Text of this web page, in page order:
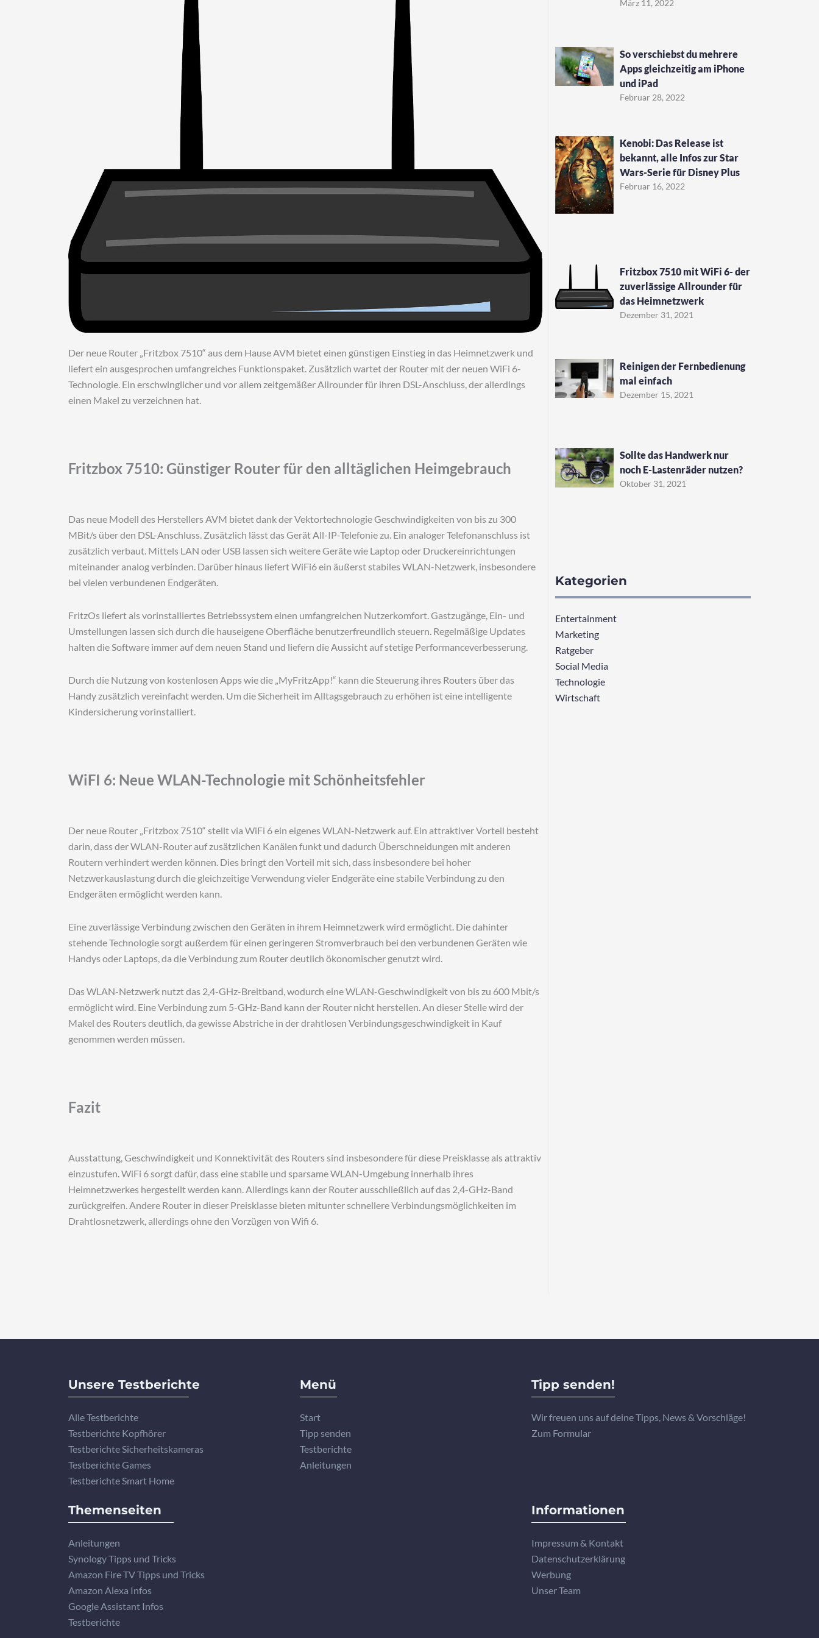
Der neue Router „Fritzbox 7510“ aus dem Hause AVM bietet einen günstigen Einstieg in das Heimnetzwerk und
liefert ein ausgesprochen umfangreiches Funktionspaket. Zusätzlich wartet der Router mit der neuen WiFi 6-
Technologie. Ein erschwinglicher und vor allem zeitgemäßer Allrounder für ihren DSL-Anschluss, der allerdings
einen Makel zu verzeichnen hat.
Fritzbox 7510: Günstiger Router für den alltäglichen Heimgebrauch
Das neue Modell des Herstellers AVM bietet dank der Vektortechnologie Geschwindigkeiten von bis zu 300
MBit/s über den DSL-Anschluss. Zusätzlich lässt das Gerät All-IP-Telefonie zu. Ein analoger Telefonanschluss ist
zusätzlich verbaut. Mittels LAN oder USB lassen sich weitere Geräte wie Laptop oder Druckereinrichtungen
miteinander analog verbinden. Darüber hinaus liefert WiFi6 ein äußerst stabiles WLAN-Netzwerk, insbesondere
bei vielen verbundenen Endgeräten.
FritzOs liefert als vorinstalliertes Betriebssystem einen umfangreichen Nutzerkomfort. Gastzugänge, Ein- und
Umstellungen lassen sich durch die hauseigene Oberfläche benutzerfreundlich steuern. Regelmäßige Updates
halten die Software immer auf dem neuen Stand und liefern die Aussicht auf stetige Performanceverbesserung.
Durch die Nutzung von kostenlosen Apps wie die „MyFritzApp!“ kann die Steuerung ihres Routers über das
Handy zusätzlich vereinfacht werden. Um die Sicherheit im Alltagsgebrauch zu erhöhen ist eine intelligente
Kindersicherung vorinstalliert.
WiFI 6: Neue WLAN-Technologie mit Schönheitsfehler
Der neue Router „Fritzbox 7510“ stellt via WiFi 6 ein eigenes WLAN-Netzwerk auf. Ein attraktiver Vorteil besteht
darin, dass der WLAN-Router auf zusätzlichen Kanälen funkt und dadurch Überschneidungen mit anderen
Routern verhindert werden können. Dies bringt den Vorteil mit sich, dass insbesondere bei hoher
Netzwerkauslastung durch die gleichzeitige Verwendung vieler Endgeräte eine stabile Verbindung zu den
Endgeräten ermöglicht werden kann.
Eine zuverlässige Verbindung zwischen den Geräten in ihrem Heimnetzwerk wird ermöglicht. Die dahinter
stehende Technologie sorgt außerdem für einen geringeren Stromverbrauch bei den verbundenen Geräten wie
Handys oder Laptops, da die Verbindung zum Router deutlich ökonomischer genutzt wird.
Das WLAN-Netzwerk nutzt das 2,4-GHz-Breitband, wodurch eine WLAN-Geschwindigkeit von bis zu 600 Mbit/s
ermöglicht wird. Eine Verbindung zum 5-GHz-Band kann der Router nicht herstellen. An dieser Stelle wird der
Makel des Routers deutlich, da gewisse Abstriche in der drahtlosen Verbindungsgeschwindigkeit in Kauf
genommen werden müssen.
Fazit
Ausstattung, Geschwindigkeit und Konnektivität des Routers sind insbesondere für diese Preisklasse als attraktiv
einzustufen. WiFi 6 sorgt dafür, dass eine stabile und sparsame WLAN-Umgebung innerhalb ihres
Heimnetzwerkes hergestellt werden kann. Allerdings kann der Router ausschließlich auf das 2,4-GHz-Band
zurückgreifen. Andere Router in dieser Preisklasse bieten mitunter schnellere Verbindungsmöglichkeiten im
Drahtlosnetzwerk, allerdings ohne den Vorzügen von Wifi 6.
März 11, 2022
So verschiebst du mehrere
Apps gleichzeitig am iPhone
und iPad
Februar 28, 2022
Kenobi: Das Release ist
bekannt, alle Infos zur Star
Wars-Serie für Disney Plus
Februar 16, 2022
Fritzbox 7510 mit WiFi 6- der
zuverlässige Allrounder für
das Heimnetzwerk
Dezember 31, 2021
Reinigen der Fernbedienung
mal einfach
Dezember 15, 2021
Sollte das Handwerk nur
noch E-Lastenräder nutzen?
Oktober 31, 2021
Kategorien
Entertainment
Marketing
Ratgeber
Social Media
Technologie
Wirtschaft
Unsere Testberichte
Alle Testberichte
Testberichte Kopfhörer
Testberichte Sicherheitskameras
Testberichte Games
Testberichte Smart Home
Menü
Start
Tipp senden
Testberichte
Anleitungen
Tipp senden!
Wir freuen uns auf deine Tipps, News & Vorschläge!
Zum Formular
Themenseiten
Anleitungen
Synology Tipps und Tricks
Amazon Fire TV Tipps und Tricks
Amazon Alexa Infos
Google Assistant Infos
Testberichte
Informationen
Impressum & Kontakt
Datenschutzerklärung
Werbung
Unser Team